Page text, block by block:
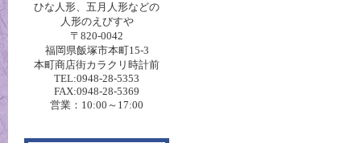
ひな人形、五月人形などの
人形のえびすや
〒820-0042
福岡県飯塚市本町15-3
本町商店街カラクリ時計前
TEL:0948-28-5353
FAX:0948-28-5369
営業：10:00～17:00